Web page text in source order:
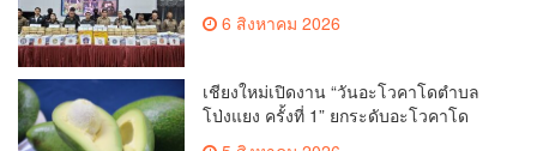
กิโลกรัม
6 สิงหาคม 2026
เชียงใหม่เปิดงาน “วันอะโวคาโดตำบล
โป่งแยง ครั้งที่ 1” ยกระดับอะโวคาโด